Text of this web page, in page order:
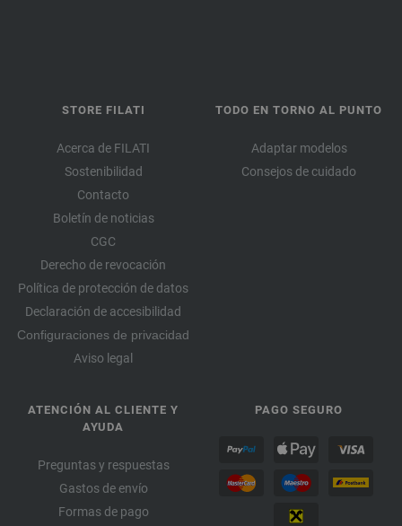
STORE FILATI
Acerca de FILATI
Sostenibilidad
Contacto
Boletín de noticias
CGC
Derecho de revocación
Política de protección de datos
Declaración de accesibilidad
Configuraciones de privacidad
Aviso legal
TODO EN TORNO AL PUNTO
Adaptar modelos
Consejos de cuidado
ATENCIÓN AL CLIENTE Y
AYUDA
Preguntas y respuestas
Gastos de envío
Formas de pago
PAGO SEGURO